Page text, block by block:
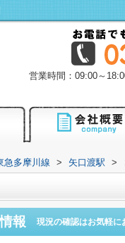
営業時間：09:00～
急多摩川線 > 矢口渡駅 >
報 現況の確認はお気軽に